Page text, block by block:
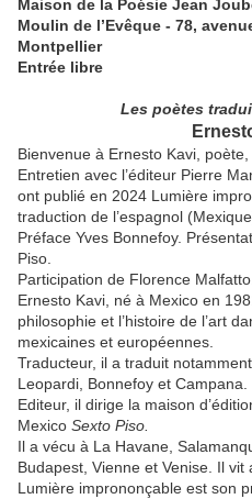
Maison de la Poésie Jean
Moulin de l’Evêque - 78,
Montpellier
Entrée libre
Les poètes
Bienvenue à Ernesto Kavi,
Entretien avec l’éditeur Pierre
ont publié en 2024 Lumière
traduction de l’espagnol
Préface Yves Bonnefoy.
Piso.
Participation de Florence Malfatto.
Ernesto Kavi, né à Mexico en
philosophie et l’histoire de l’art
mexicaines et européennes.
Traducteur, il a traduit
Leopardi, Bonnefoy et Campana.
Editeur, il dirige la maison
Mexico Sexto Piso.
Il a vécu à La Havane,
Budapest, Vienne et Venise. Il vit
Lumière imprononçable est son